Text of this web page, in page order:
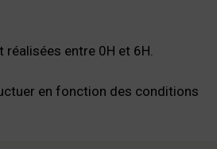
entre 0H et 6H.
en fonction des conditions